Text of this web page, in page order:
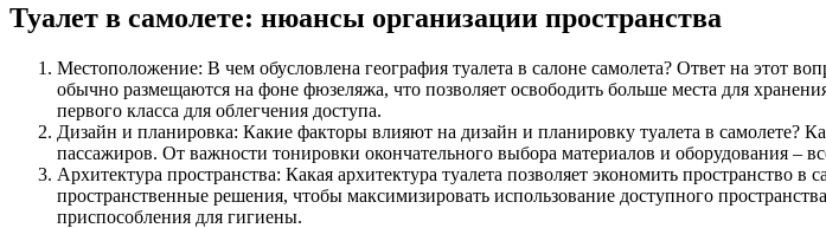
Туалет в самолете: нюансы организации пространства
Местоположение: В чем обусловлена география туалета в салоне самолета? Ответ на этот
обычно размещаются на фоне фюзеляжа, что позволяет освободить больше места для
первого класса для облегчения доступа.
Дизайн и планировка: Какие факторы влияют на дизайн и планировку туалета в самолете?
пассажиров. От важности тонировки окончательного выбора материалов и оборудования
Архитектура пространства: Какая архитектура туалета позволяет экономить пространство
пространственные решения, чтобы максимизировать использование доступного
приспособления для гигиены.